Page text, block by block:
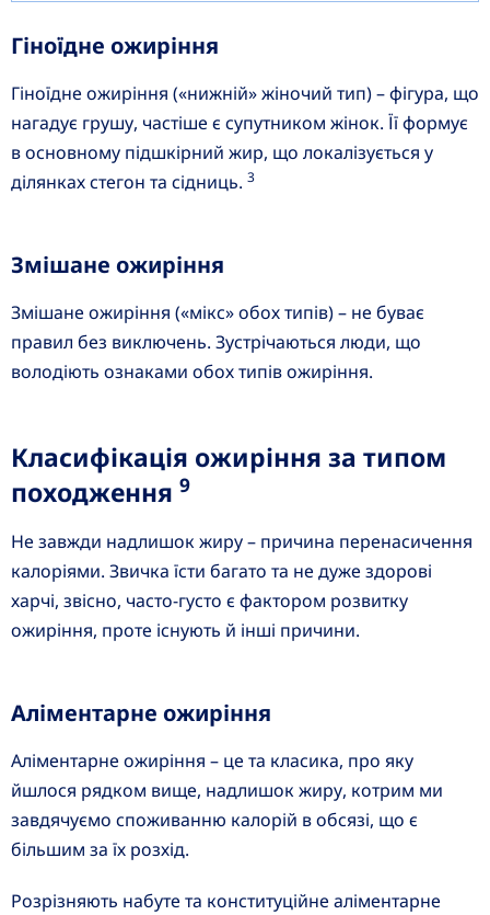
Гіноїдне ожиріння
Гіноїдне ожиріння («нижній» жіночий тип) – фігура, що
нагадує грушу, частіше є супутником жінок. Її формує
в основному підшкірний жир, що локалізується у
ділянках стегон та сідниць. 3
Змішане ожиріння
Змішане ожиріння («мікс» обох типів) – не буває
правил без виключень. Зустрічаються люди, що
володіють ознаками обох типів ожиріння.
Класифікація ожиріння за типом
походження 9
Не завжди надлишок жиру – причина перенасичення
калоріями. Звичка їсти багато та не дуже здорові
харчі, звісно, часто-густо є фактором розвитку
ожиріння, проте існують й інші причини.
Аліментарне ожиріння
Аліментарне ожиріння – це та класика, про яку
йшлося рядком вище, надлишок жиру, котрим ми
завдячуємо споживанню калорій в обсязі, що є
більшим за їх розхід.
Розрізняють набуте та конституційне аліментарне